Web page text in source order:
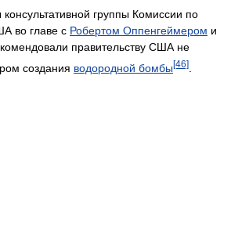
группы Комиссии по
во главе с Робертом Оппенгеймером и
правительству США не
создания водородной бомбы[46]